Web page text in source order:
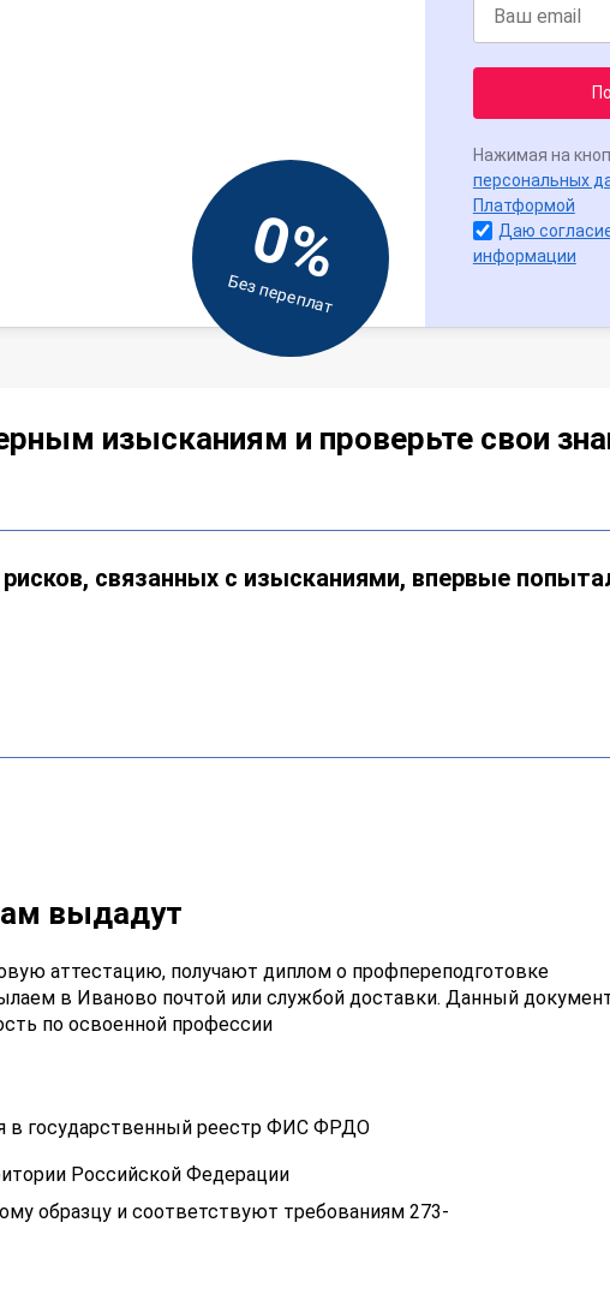
0%
Без переплат
Нажимая на
персональных
Платформой
Даю
информации
изысканиям и проверьте свои
связанных с изысканиями, впервые
выдадут
аттестацию, получают диплом о профпереподготовке
в Иваново почтой или службой доставки. Данный
по освоенной профессии
в государственный реестр ФИС ФРДО
Российской Федерации
образцу и соответствуют требованиям 273-